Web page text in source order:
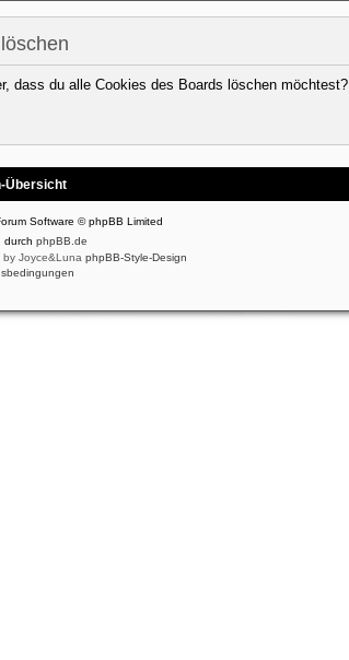
dass du alle Cookies des Boards löschen möchtest?
Übersicht
Software © phpBB Limited
durch phpBB.de
by Joyce&Luna phpBB-Style-Design